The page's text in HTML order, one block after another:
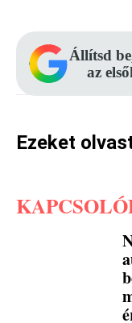
Állítsd
az
Ezeket